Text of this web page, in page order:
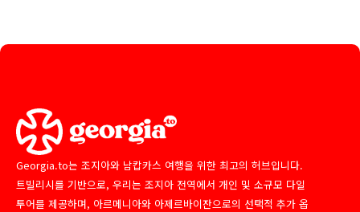
Georgia.to는 조지아와 남캅카스 여행을 위한 최고의 허브입니다.
트빌리시를 기반으로, 우리는 조지아 전역에서 개인 및 소규모 다일
투어를 제공하며, 아르메니아와 아제르바이잔으로의 선택적 추가 옵